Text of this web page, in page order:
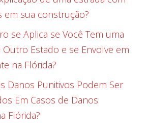
em sua construção?
se Aplica se Você Tem uma
Estado e se Envolve em
na Flórida?
Danos Punitivos Podem Ser
Em Casos de Danos
Flórida?